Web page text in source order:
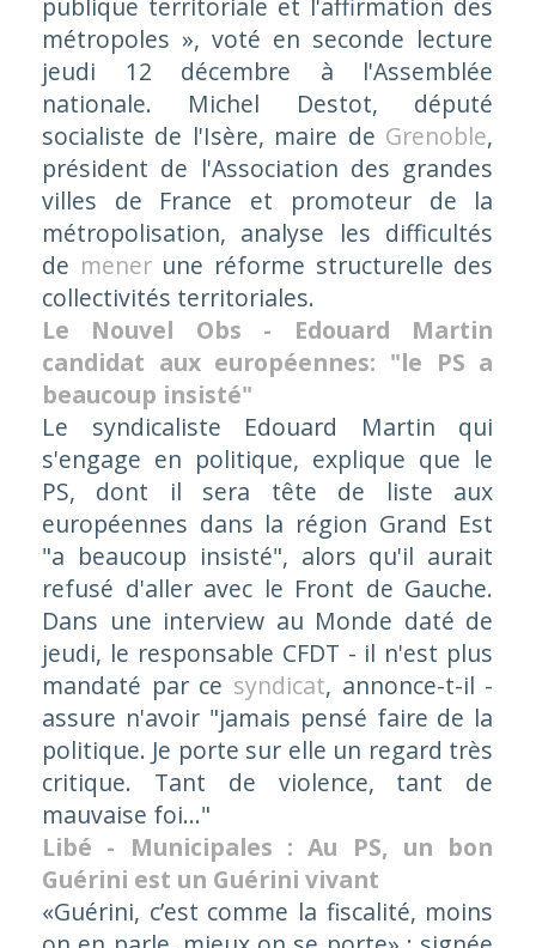
publique territoriale et l'affirmation des
métropoles », voté en seconde lecture
jeudi 12 décembre à l'Assemblée
nationale. Michel Destot, député
socialiste de l'Isère, maire de Grenoble,
président de l'Association des grandes
villes de France et promoteur de la
métropolisation, analyse les difficultés
de menerune réforme structurelle des
collectivités territoriales.
Le Nouvel Obs - Edouard Martin
candidat aux européennes: "le PS a
beaucoup insisté"
Le syndicaliste Edouard Martin qui
s'engage en politique, explique que le
PS, dont il sera tête de liste aux
européennes dans la région Grand Est
"a beaucoup insisté", alors qu'il aurait
refusé d'aller avec le Front de Gauche.
Dans une interview au Monde daté de
jeudi, le responsable CFDT - il n'est plus
mandaté par ce syndicat, annonce-t-il -
assure n'avoir "jamais pensé faire de la
politique. Je porte sur elle un regard très
critique. Tant de violence, tant de
mauvaise foi…"
Libé - Municipales : Au PS, un bon
Guérini est un Guérini vivant
«Guérini, c’est comme la fiscalité, moins